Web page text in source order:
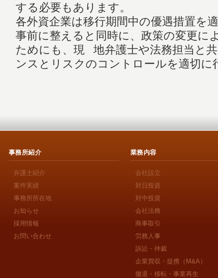
する必要もあります。
各外資企業は移行期間中の優遇措置を
事前に整えると同時に、政策の変更に
ためにも、現 地弁護士や法務担当と
ンスとリスクのコントロールを適切に
事務所紹介
弁護士紹介
案件実績
事務所所在地
お知らせ
採用情報
お問い合わせ
業務内容
会社設立
対日投資
対中投資
会社法務
商事取引
労務人事
訴訟・仲裁
企業買収・提携（M&A）
撤退・移転・事業再生